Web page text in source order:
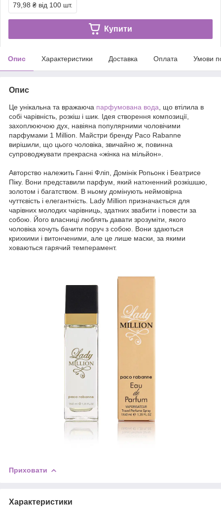
79,98 ₴ від 100 шт.
Купити
Опис Характеристики Доставка Оплата Умови
Опис
Це унікальна та вражаюча парфумована вода , що втілила в
собі чарівність, розкіш і шик. Ідея створення композиції,
захоплюючою дух, навіяна популярними чоловічими
парфумами 1 Million. Майстри бренду Paco Rabanne
вирішили, що цього чоловіка, звичайно ж, повинна
супроводжувати прекрасна «жінка на мільйон».
Авторство належить Ганні Фліп, Домінік Ропьонк і Беатрисе
Піку. Вони представили парфум, який натхненний розкішшю,
золотом і багатством. В ньому домінують неймовірна
чуттєвість і елегантність. Lady Million призначається для
чарівних молодих чарівниць, здатних звабити і повести за
собою. Його власниці люблять давати зрозуміти, якого
чоловіка хочуть бачити поруч з собою. Вони здаються
крихкими і витонченими, але це лише маски, за якими
ховаються гарячий темперамент.
Приховати
Характеристики